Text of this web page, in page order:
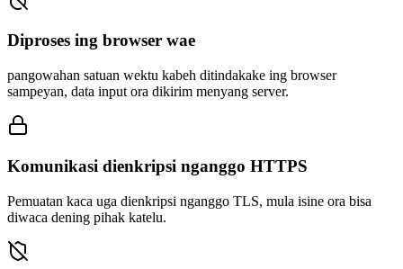
Diproses ing browser wae
pangowahan satuan wektu kabeh ditindakake ing browser
sampeyan, data input ora dikirim menyang server.
Komunikasi dienkripsi nganggo HTTPS
Pemuatan kaca uga dienkripsi nganggo TLS, mula isine ora bisa
diwaca dening pihak katelu.